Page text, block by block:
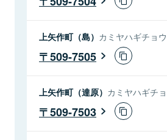
上矢作町（島） カミヤハギチョ
509-7505
上矢作町（達原） カミヤハギチ
509-7503